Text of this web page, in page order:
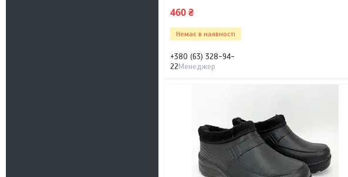
460 ₴
Немає в наявності
+380 (63) 328-94-
22Менеджер